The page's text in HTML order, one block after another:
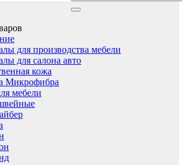
для производства мебели
для салона авто
кожа
Микрофибра
мебели